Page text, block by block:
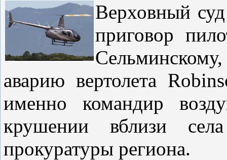
Верховный
приговор
аварию вертолета
именно командир
крушении вблизи
прокуратуры региона.